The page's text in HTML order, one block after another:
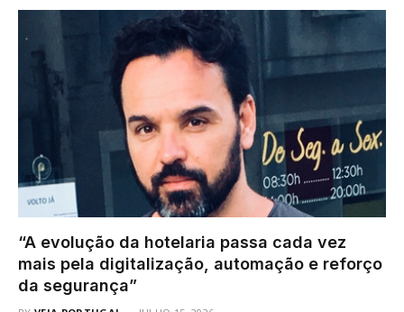
“A evolução da hotelaria passa cada vez
mais pela digitalização, automação e reforço
da segurança”